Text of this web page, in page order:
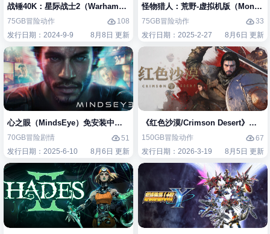
战锤40K：星际战士2（Warhammer 40,000: Space Marine 2）免安装中文
75GB冒险动作
108
发行日期：2024-9-9
8月8日 更新
怪物猎人：荒野-虚拟机版（
75GB冒险动作
33
发行日期：2025-2-27
8月6日 更新
心之眼（MindsEye）免安装中文版
70GB冒险剧情
51
发行日期：2025-6-10
8月6日 更新
《红色沙漠/Crimson Desert》免安
150GB冒险动作
67
发行日期：2026-3-19
8月5日 更新